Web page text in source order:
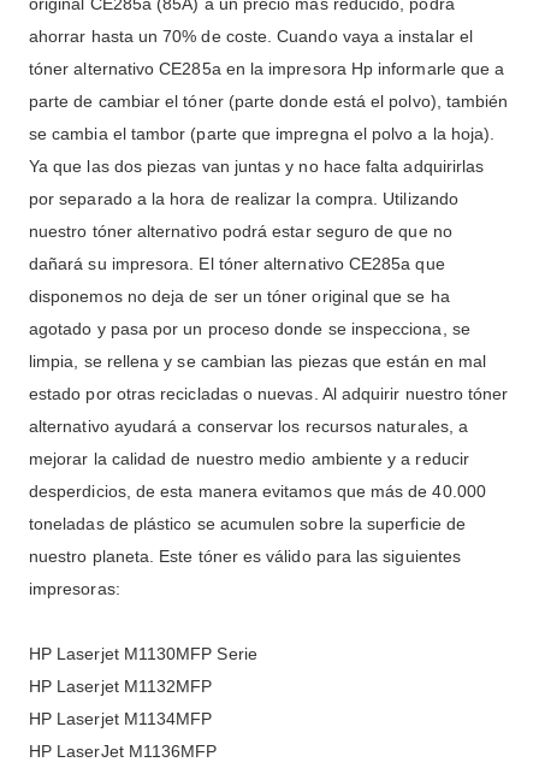
ahorrar hasta un 70% de coste. Cuando vaya a instalar el
tóner alternativo CE285a en la impresora Hp informarle que a
parte de cambiar el tóner (parte donde está el polvo), también
se cambia el tambor (parte que impregna el polvo a la hoja).
Ya que las dos piezas van juntas y no hace falta adquirirlas
por separado a la hora de realizar la compra. Utilizando
nuestro tóner alternativo podrá estar seguro de que no
dañará su impresora. El tóner alternativo CE285a que
disponemos no deja de ser un tóner original que se ha
agotado y pasa por un proceso donde se inspecciona, se
limpia, se rellena y se cambian las piezas que están en mal
estado por otras recicladas o nuevas. Al adquirir nuestro tóner
alternativo ayudará a conservar los recursos naturales, a
mejorar la calidad de nuestro medio ambiente y a reducir
desperdicios, de esta manera evitamos que más de 40.000
toneladas de plástico se acumulen sobre la superficie de
nuestro planeta. Este tóner es válido para las siguientes
impresoras:
HP Laserjet M1130MFP Serie
HP Laserjet M1132MFP
HP Laserjet M1134MFP
HP LaserJet M1136MFP